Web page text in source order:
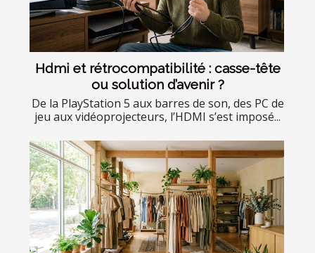
Hdmi et rétrocompatibilité : casse-tête
ou solution d’avenir ?
De la PlayStation 5 aux barres de son, des PC de
jeu aux vidéoprojecteurs, l’HDMI s’est imposé...